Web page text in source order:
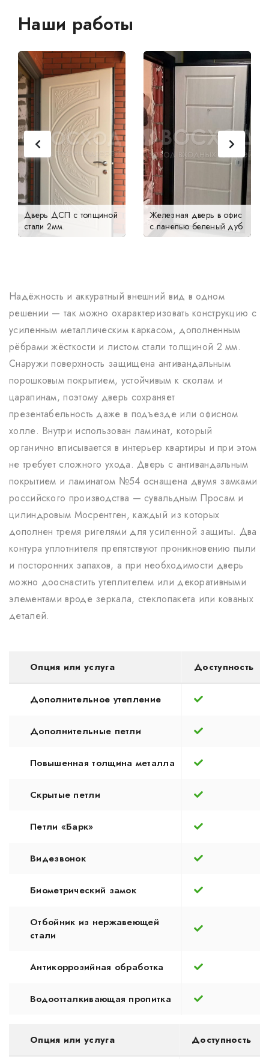
Наши работы
Дверь ДСП с толщиной
стали 2мм.
Железная дверь в офис
с панелью беленый дуб
Надёжность и аккуратный внешний вид в одном
решении — так можно охарактеризовать конструкцию с
усиленным металлическим каркасом, дополненным
рёбрами жёсткости и листом стали толщиной 2 мм.
Снаружи поверхность защищена антивандальным
порошковым покрытием, устойчивым к сколам и
царапинам, поэтому дверь сохраняет
презентабельность даже в подъезде или офисном
холле. Внутри использован ламинат, который
органично вписывается в интерьер квартиры и при этом
не требует сложного ухода. Дверь с антивандальным
покрытием и ламинатом №54 оснащена двумя замками
российского производства — сувальдным Просам и
цилиндровым Мосрентген, каждый из которых
дополнен тремя ригелями для усиленной защиты. Два
контура уплотнителя препятствуют проникновению пыли
и посторонних запахов, а при необходимости дверь
можно дооснастить утеплителем или декоративными
элементами вроде зеркала, стеклопакета или кованых
деталей.
Опция или услуга Доступность
Дополнительное утепление
Дополнительные петли
Повышенная толщина металла
Скрытые петли
Петли «Барк»
Видезвонок
Биометрический замок
Отбойник из нержавеющей
стали
Антикоррозийная обработка
Водоотталкивающая пропитка
Опция или услуга Доступность